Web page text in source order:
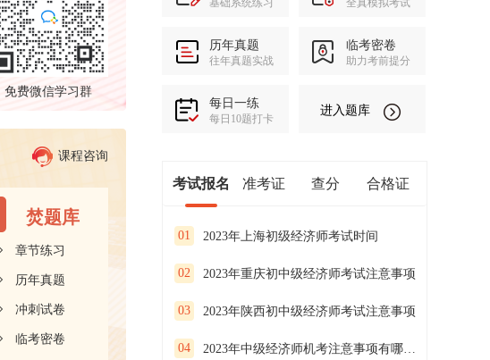
免费微信学习群
课程咨询
焚题库
章节练习
历年真题
冲刺试卷
临考密卷
基础系统练习 全真模拟考试
历年真题
往年真题实战
临考密卷
助力考前提分
每日一练
每日10题打卡
进入题库
考试报名 准考证 查分 合格证
01 2023年上海初级经济师考试时间
02 2023年重庆初中级经济师考试注意事项
03 2023年陕西初中级经济师考试注意事项
04 2023年中级经济师机考注意事项有哪些？